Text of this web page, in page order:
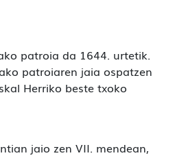
patroia da 1644. urtetik.
patroiaren jaia ospatzen
Herriko beste txoko
jaio zen VII. mendean,